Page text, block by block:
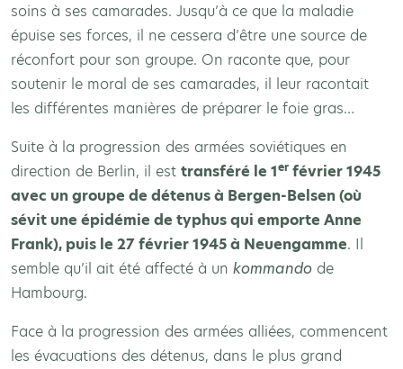
soins à ses camarades. Jusqu’à ce que la maladie
épuise ses forces, il ne cessera d’être une source de
réconfort pour son groupe. On raconte que, pour
soutenir le moral de ses camarades, il leur racontait
les différentes manières de préparer le foie gras…
Suite à la progression des armées soviétiques en
direction de Berlin, il est transféré le 1er février 1945
avec un groupe de détenus à Bergen-Belsen (où
sévit une épidémie de typhus qui emporte Anne
Frank), puis le 27 février 1945 à Neuengamme. Il
semble qu’il ait été affecté à un kommando de
Hambourg.
Face à la progression des armées alliées, commencent
les évacuations des détenus, dans le plus grand